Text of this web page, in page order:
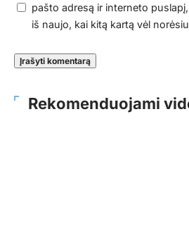
pašto adresą ir interneto
iš naujo, kai kitą kartą vėl
Rekomenduojami